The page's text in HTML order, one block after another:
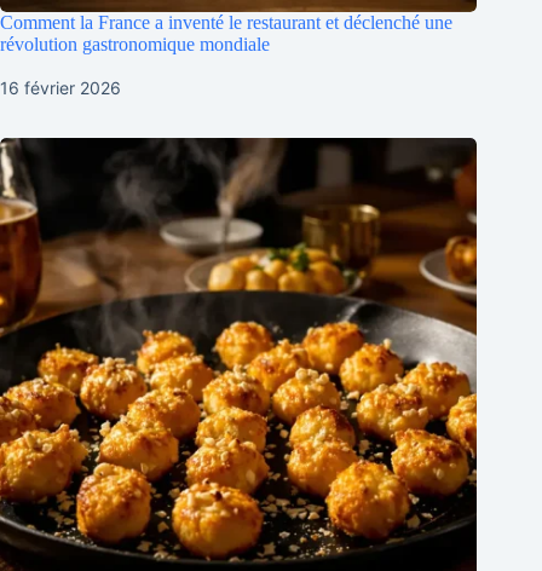
Comment la France a inventé le restaurant et déclenché une
révolution gastronomique mondiale
16 février 2026